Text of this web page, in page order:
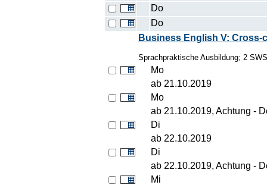
Do
Do
Business English V: Cross-
Sprachpraktische Ausbildung; 2
Mo
ab 21.10.2019
Mo
ab 21.10.2019, Achtung -
Di
ab 22.10.2019
Di
ab 22.10.2019, Achtung -
Mi